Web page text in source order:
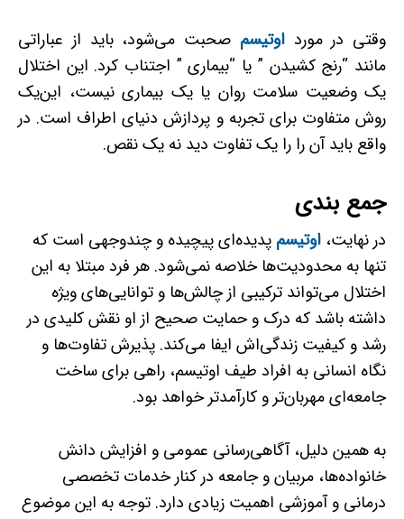
وقتی در مورداوتیسم صحبت می‌شود، باید از عباراتی
مانند “رنج کشیدن ” یا “بیماری ” اجتناب کرد. این اختلال
یک وضعیت سلامت روان یا یک بیماری نیست، این‌یک
روش متفاوت برای تجربه و پردازش دنیای اطراف است. در
واقع باید آن را را یک تفاوت دید نه یک نقص.
جمع بندی
در نهایت، اوتیسم پدیده‌ای پیچیده و چندوجهی است که
تنها به محدودیت‌ها خلاصه نمی‌شود. هر فرد مبتلا به این
اختلال می‌تواند ترکیبی از چالش‌ها و توانایی‌های ویژه
داشته باشد که درک و حمایت صحیح از او نقش کلیدی در
رشد و کیفیت زندگی‌اش ایفا می‌کند. پذیرش تفاوت‌ها و
نگاه انسانی به افراد طیف اوتیسم، راهی برای ساخت
جامعه‌ای مهربان‌تر و کارآمدتر خواهد بود.
به همین دلیل، آگاهی‌رسانی عمومی و افزایش دانش
خانواده‌ها، مربیان و جامعه در کنار خدمات تخصصی
درمانی و آموزشی اهمیت زیادی دارد. توجه به این موضوع